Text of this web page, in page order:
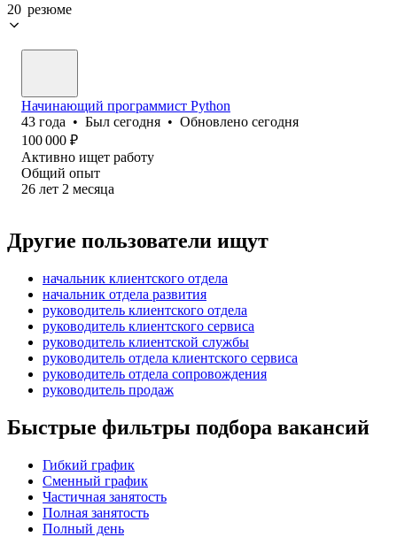
20 резюме
Начинающий программист Python
43 года • Был сегодня • Обновлено сегодня
100 000 ₽
Активно ищет работу
Общий опыт
26 лет 2 месяца
Другие пользователи ищут
начальник клиентского отдела
начальник отдела развития
руководитель клиентского отдела
руководитель клиентского сервиса
руководитель клиентской службы
руководитель отдела клиентского сервиса
руководитель отдела сопровождения
руководитель продаж
Быстрые фильтры подбора вакансий
Гибкий график
Сменный график
Частичная занятость
Полная занятость
Полный день